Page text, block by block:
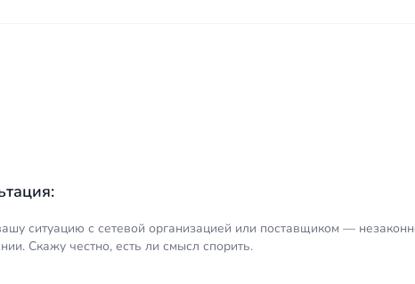
ситуацию с сетевой организацией или поставщиком —
Скажу честно, есть ли смысл спорить.